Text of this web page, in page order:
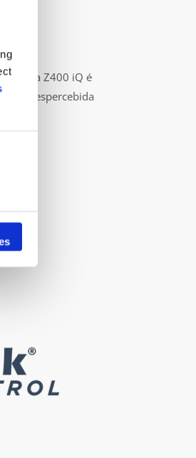
a Z400 iQ é
despercebida